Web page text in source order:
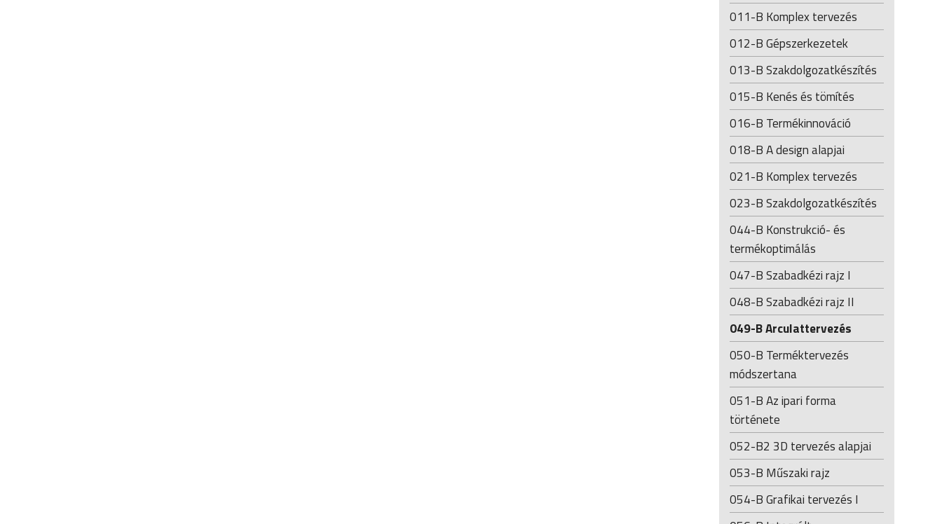
011-B Komplex tervezés
012-B Gépszerkezetek
013-B Szakdolgozatkészítés
015-B Kenés és tömítés
016-B Termékinnováció
018-B A design alapjai
021-B Komplex tervezés
023-B Szakdolgozatkészítés
044-B Konstrukció- és
termékoptimálás
047-B Szabadkézi rajz I
048-B Szabadkézi rajz II
049-B Arculattervezés
050-B Terméktervezés
módszertana
051-B Az ipari forma
története
052-B2 3D tervezés alapjai
053-B Műszaki rajz
054-B Grafikai tervezés I